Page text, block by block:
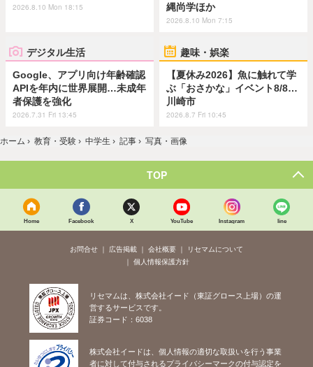
2026.8.10 Mon 18:15
縄尚学ほか
2026.8.10 Mon 7:15
デジタル生活
Google、アプリ向け年齢確認
APIを年内に世界展開…未成年
者保護を強化
2026.7.31 Fri 13:45
趣味・娯楽
【夏休み2026】魚に触れて学
ぶ「おさかな」イベント8/8…
川崎市
2026.8.7 Fri 10:45
ホーム › 教育・受験 › 中学生 › 記事 › 写真・画像
TOP
Home Facebook X YouTube Instagram line
お問合せ 広告掲載 会社概要
リセマムについて
個人情報保護方針
リセマムは、株式会社イード（東証グロース上場）の運
営するサービスです。
証券コード：6038
株式会社イードは、個人情報の適切な取扱いを行う事業
者に対して付与されるプライバシーマークの付与認定を